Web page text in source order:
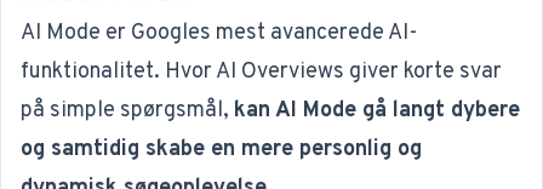
AI Mode er Googles mest avancerede AI-
funktionalitet. Hvor AI Overviews giver korte svar
på simple spørgsmål, kan AI Mode gå langt dybere
og samtidig skabe en mere personlig og